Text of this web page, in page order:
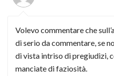
Volevo commentare che
di serio da commentare, se
di vista intriso di pregiudizi,
manciate di faziosità.